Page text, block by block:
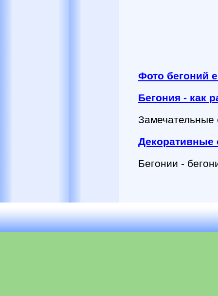
Фото бегоний
Бегония - как
Замечательные
Декоративные
Бегонии -